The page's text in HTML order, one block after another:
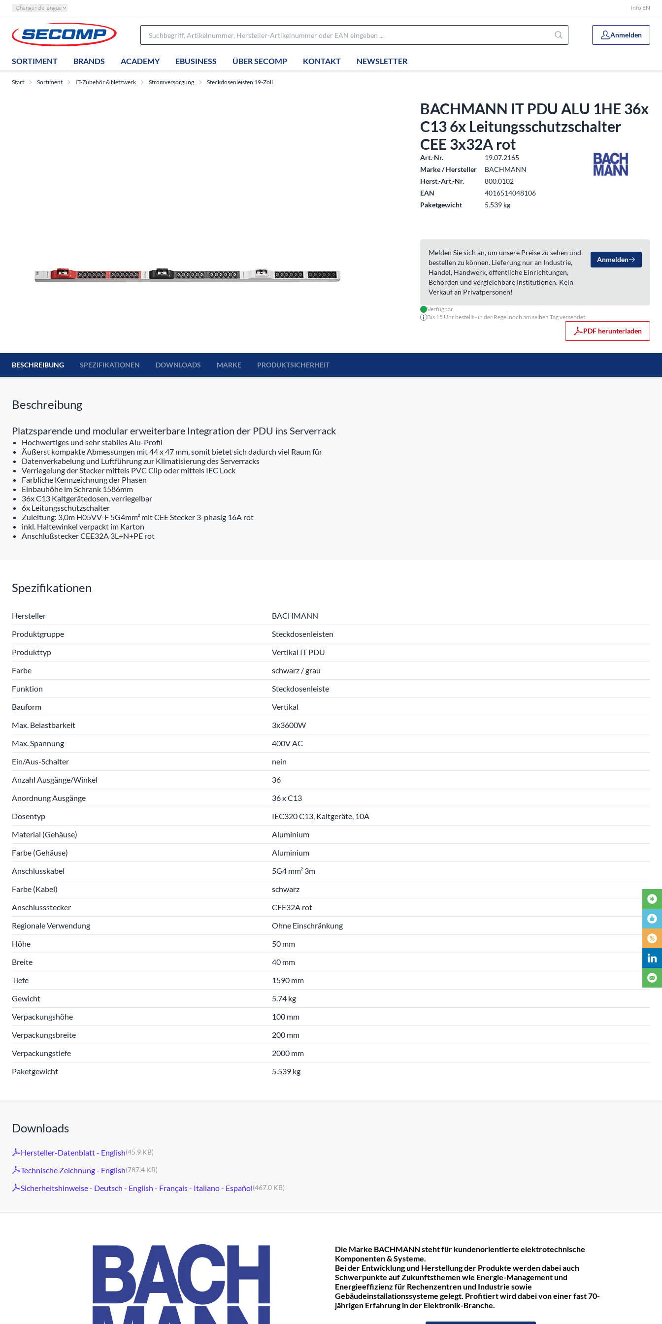
Changer de langue Info EN
Anmelden
SORTIMENT BRANDS ACADEMY EBUSINESS ÜBER SECOMP KONTAKT NEWSLETTER
Start Sortiment IT-Zubehör & Netzwerk Stromversorgung Steckdosenleisten 19-Zoll
BACHMANN IT PDU ALU 1HE 36x
C13 6x Leitungsschutzschalter
CEE 3x32A rot
Art.-Nr.
19.07.2165
Marke / Hersteller
BACHMANN
Herst.-Art.-Nr.
800.0102
EAN
4016514048106
Paketgewicht
5.539 kg
Melden Sie sich an, um unsere Preise zu sehen und
bestellen zu können. Lieferung nur an Industrie,
Handel, Handwerk, öffentliche Einrichtungen,
Behörden und vergleichbare Institutionen. Kein
Verkauf an Privatpersonen!
Anmelden
Verfügbar
Bis 15 Uhr bestellt - in der Regel noch am selben Tag versendet
PDF herunterladen
BESCHREIBUNG SPEZIFIKATIONEN DOWNLOADS MARKE PRODUKTSICHERHEIT
Beschreibung
Platzsparende und modular erweiterbare Integration der PDU ins Serverrack
Hochwertiges und sehr stabiles Alu-Profil
Äußerst kompakte Abmessungen mit 44 x 47 mm, somit bietet sich dadurch viel Raum für
Datenverkabelung und Luftführung zur Klimatisierung des Serverracks
Verriegelung der Stecker mittels PVC Clip oder mittels IEC Lock
Farbliche Kennzeichnung der Phasen
Einbauhöhe im Schrank 1586mm
36x C13 Kaltgerätedosen, verriegelbar
6x Leitungsschutzschalter
Zuleitung: 3,0m H05VV-F 5G4mm² mit CEE Stecker 3-phasig 16A rot
inkl. Haltewinkel verpackt im Karton
Anschlußstecker CEE32A 3L+N+PE rot
Spezifikationen
Hersteller
BACHMANN
Produktgruppe
Steckdosenleisten
Produkttyp
Vertikal IT PDU
Farbe
schwarz / grau
Funktion
Steckdosenleiste
Bauform
Vertikal
Max. Belastbarkeit
3x3600W
Max. Spannung
400V AC
Ein/Aus-Schalter
nein
Anzahl Ausgänge/Winkel
36
Anordnung Ausgänge
36 x C13
Dosentyp
IEC320 C13, Kaltgeräte, 10A
Material (Gehäuse)
Aluminium
Farbe (Gehäuse)
Aluminium
Anschlusskabel
5G4 mm² 3m
Farbe (Kabel)
schwarz
Anschlussstecker
CEE32A rot
Regionale Verwendung
Ohne Einschränkung
Höhe
50 mm
Breite
40 mm
Tiefe
1590 mm
Gewicht
5.74 kg
Verpackungshöhe
100 mm
Verpackungsbreite
200 mm
Verpackungstiefe
2000 mm
Paketgewicht
5.539 kg
Downloads
Hersteller-Datenblatt - English(45.9 KB)
Technische Zeichnung - English(787.4 KB)
Sicherheitshinweise - Deutsch - English - Français - Italiano - Español(467.0 KB)
Die Marke BACHMANN steht für kundenorientierte elektrotechnische
Komponenten & Systeme.
Bei der Entwicklung und Herstellung der Produkte werden dabei auch
Schwerpunkte auf Zukunftsthemen wie Energie-Management und
Energieeffizienz für Rechenzentren und Industrie sowie
Gebäudeinstallationssysteme gelegt. Profitiert wird dabei von einer fast 70-
jährigen Erfahrung in der Elektronik-Branche.